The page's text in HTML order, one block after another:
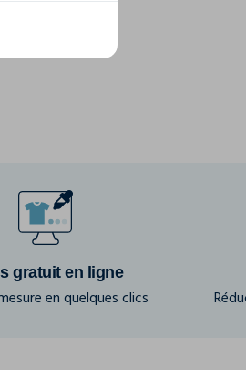
gratuit en ligne
en quelques clics